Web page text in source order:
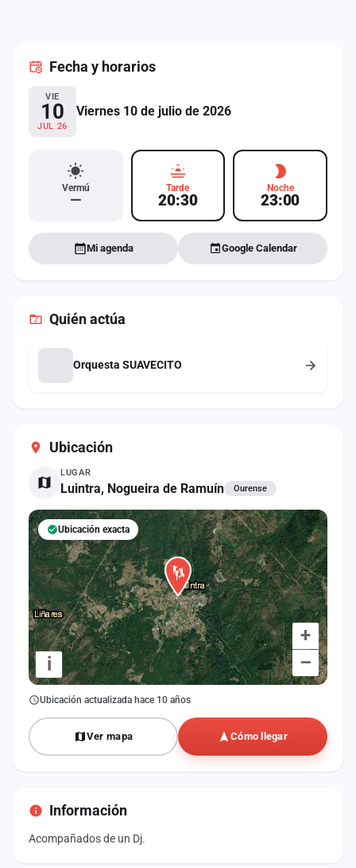
Ubicación
LUGAR
Luintra, Nogueira de Ramuín Ourense
+
–
i
Ubicación exacta
Ubicación actualizada hace 10 años
Ver mapa Cómo llegar
Información
Acompañados de un Dj.
Fecha y horarios
VIE
10
JUL 26
Viernes 10 de julio de 2026
Vermú
—
Tarde
20:30
Noche
23:00
Mi agenda Google Calendar
Quién actúa
Orquesta SUAVECITO